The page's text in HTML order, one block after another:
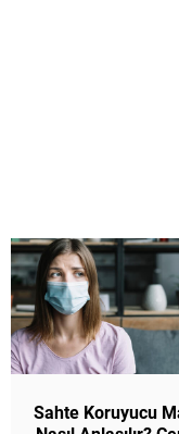
Sahte Koruyucu